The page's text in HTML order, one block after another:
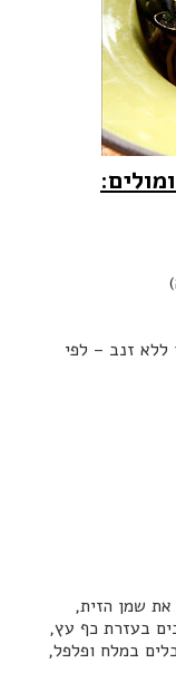
ללא זנב – לפי
את שמן הזית,
בעזרת כף עץ,
במלח ופלפל,